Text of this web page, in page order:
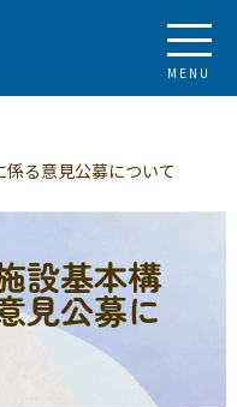
MENU
る意見公募について
設基本構
見公募に